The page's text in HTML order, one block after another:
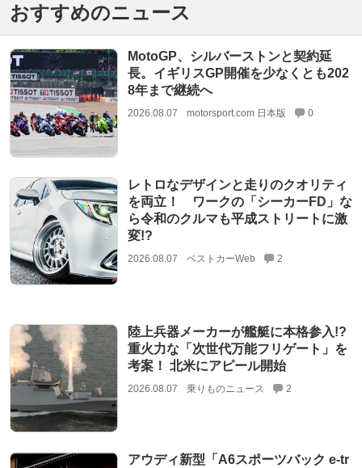
おすすめのニュース
MotoGP、シルバーストンと契約延
長。イギリスGP開催を少なくとも202
8年まで継続へ
2026.08.07 motorsport.com 日本版 0
レトロなデザインと走りのクオリティ
を両立！ ワークの「シーカーFD」な
ら令和のクルマも平成ストリートに激
変!?
2026.08.07 ベストカーWeb 2
陸上兵器メーカーが艦艇に本格参入!?
重火力な「次世代万能フリゲート」を
考案！ 北米にアピール開始
2026.08.07 乗りものニュース 2
アウディ新型「A6スポーツバック e-tr